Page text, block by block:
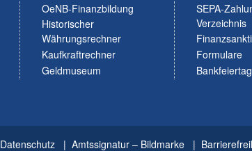
OeNB-Finanzbildung
Historischer
Währungsrechner
Kaufkraftrechner
Geldmuseum
SEPA-
Verzeichnis
Formulare
Datenschutz Amtssignatur – Bildmarke